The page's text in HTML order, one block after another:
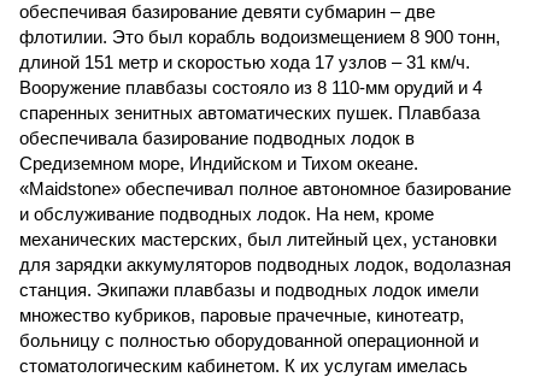
обеспечивая базирование девяти субмарин – две
флотилии. Это был корабль водоизмещением 8 900 тонн,
длиной 151 метр и скоростью хода 17 узлов – 31 км/ч.
Вооружение плавбазы состояло из 8 110-мм орудий и 4
спаренных зенитных автоматических пушек. Плавбаза
обеспечивала базирование подводных лодок в
Средиземном море, Индийском и Тихом океане.
«Maidstone» обеспечивал полное автономное базирование
и обслуживание подводных лодок. На нем, кроме
механических мастерских, был литейный цех, установки
для зарядки аккумуляторов подводных лодок, водолазная
станция. Экипажи плавбазы и подводных лодок имели
множество кубриков, паровые прачечные, кинотеатр,
больницу с полностью оборудованной операционной и
стоматологическим кабинетом. К их услугам имелась